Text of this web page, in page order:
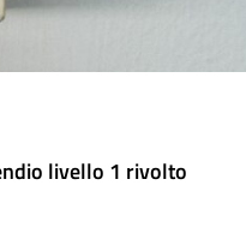
livello 1 rivolto